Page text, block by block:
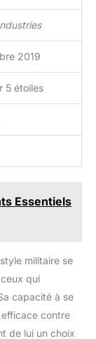
2019
5 étoiles
Essentiels
militaire se
qui
capacité à se
contre
de lui un choix